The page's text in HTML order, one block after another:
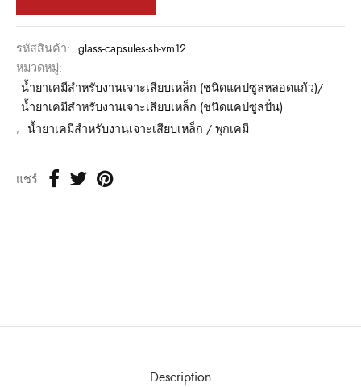
รหัสสินค้า: glass-capsules-sh-vm12
หมวดหมู่:
น้ำยาเคมีสำหรับงานเจาะเสียบเหล็ก (ชนิดแคปซูลหลอดแก้ว)/
น้ำยาเคมีสำหรับงานเจาะเสียบเหล็ก (ชนิดแคปซูลปั่น)
, น้ำยาเคมีสำหรับงานเจาะเสียบเหล็ก / พุกเคมี
แชร์
Description